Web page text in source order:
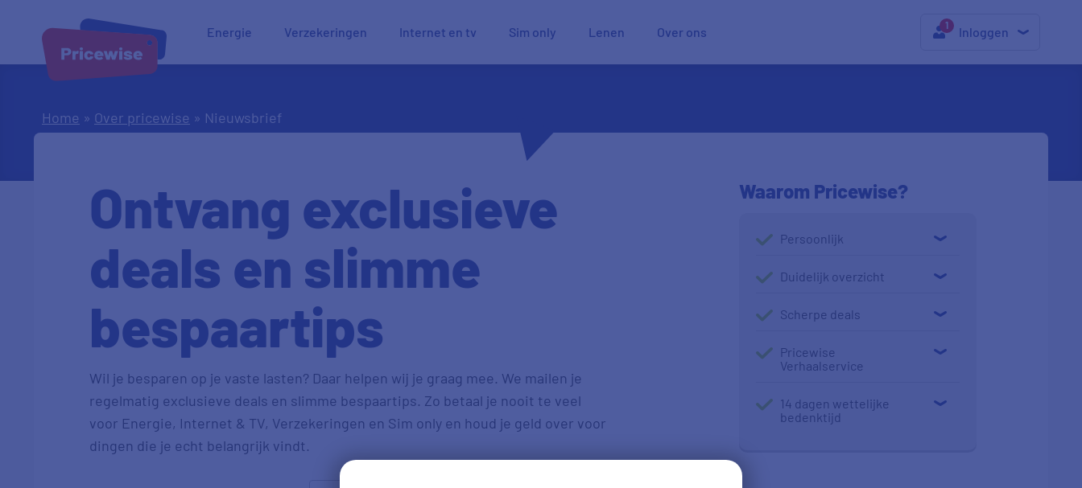
Energie Verzekeringen Internet en tv Sim only Lenen Over ons Inloggen
Home » Over pricewise » Nieuwsbrief
Ontvang exclusieve
deals en slimme
bespaartips
Wil je besparen op je vaste lasten? Daar helpen wij je graag mee. We mailen je
regelmatig exclusieve deals en slimme bespaartips. Zo betaal je nooit te veel
voor Energie, Internet & TV, Verzekeringen en Sim only en houd je geld over voor
dingen die je echt belangrijk vindt.
Waarom Pricewise?
Persoonlijk
Duidelijk overzicht
Scherpe deals
Pricewise
Verhaalservice
14 dagen wettelijke
bedenktijd